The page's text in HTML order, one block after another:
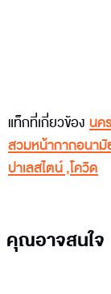
แท็กที่เกี่ยวข้อง นค
สวมหน้ากากอนามั
ปาเลสไตน์,โควิด
คุณอาจสนใจ